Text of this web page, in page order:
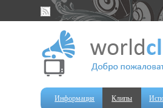
Информация Клипы